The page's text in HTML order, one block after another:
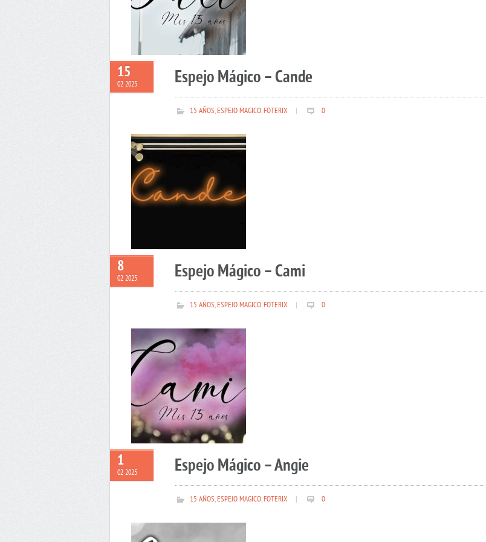
15
02 2025 Espejo Mágico – Cande
15 AÑOS,ESPEJO MAGICO,FOTERIX 0
8
02 2025 Espejo Mágico – Cami
15 AÑOS,ESPEJO MAGICO,FOTERIX 0
1
02 2025 Espejo Mágico – Angie
15 AÑOS,ESPEJO MAGICO,FOTERIX 0